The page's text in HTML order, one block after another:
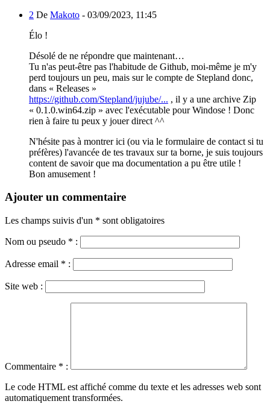
2 De Makoto - 03/09/2023, 11:45
Élo !
Désolé de ne répondre que maintenant…
Tu n'as peut-être pas l'habitude de Github, moi-même je m'y
perd toujours un peu, mais sur le compte de Stepland donc,
dans « Releases »
https://github.com/Stepland/jujube/... , il y a une archive Zip
« 0.1.0.win64.zip » avec l'exécutable pour Windose ! Donc
rien à faire tu peux y jouer direct ^^
N'hésite pas à montrer ici (ou via le formulaire de contact si tu
préfères) l'avancée de tes travaux sur ta borne, je suis toujours
content de savoir que ma documentation a pu être utile !
Bon amusement !
Ajouter un commentaire
Les champs suivis d'un * sont obligatoires
Nom ou pseudo * :
Adresse email * :
Site web :
Commentaire * :
Le code HTML est affiché comme du texte et les adresses web sont
automatiquement transformées.